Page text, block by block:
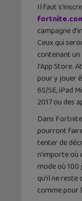
Il faut
campagne
Ceux qui
contenant
l’App Store.
pour y jouer
6S/SE, iPad
2017 ou des
Dans
pourront
tenter de
n’importe où
mode où 100
qu’il ne
comme pour